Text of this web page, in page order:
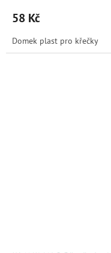
58 Kč
Domek plast pro křečky